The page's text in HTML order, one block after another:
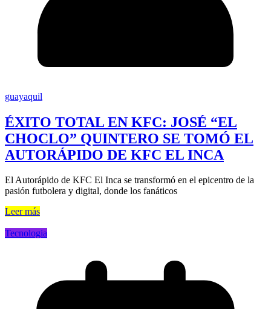
guayaquil
ÉXITO TOTAL EN KFC: JOSÉ “EL
CHOCLO” QUINTERO SE TOMÓ EL
AUTORÁPIDO DE KFC EL INCA
El Autorápido de KFC El Inca se transformó en el epicentro de la
pasión futbolera y digital, donde los fanáticos
Leer más
Tecnologia